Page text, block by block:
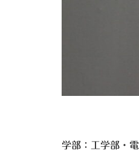
学部：工学部・